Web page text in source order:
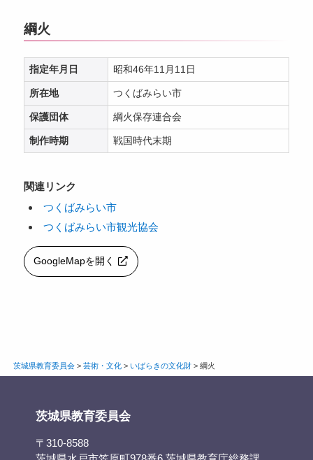
綱火
指定年月日 昭和46年11月11日
所在地 つくばみらい市
保護団体 綱火保存連合会
制作時期 戦国時代末期
関連リンク
つくばみらい市
つくばみらい市観光協会
GoogleMapを開く
茨城県教育委員会> 芸術・文化> いばらきの文化財> 綱火
茨城県教育委員会
〒310-8588